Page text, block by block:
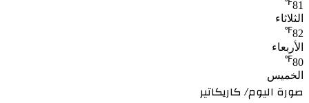
81
الثلاثاء
82
℉
الأربعاء
80
℉
الخميس
صورة اليوم/ كاريكاتير